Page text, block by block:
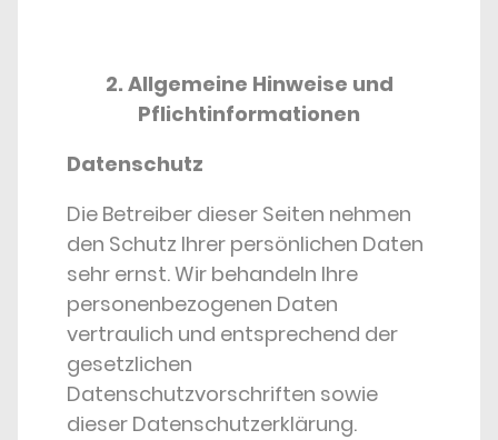
2. Allgemeine Hinweise und
Pflichtinformationen
Datenschutz
Die Betreiber dieser Seiten nehmen
den Schutz Ihrer persönlichen Daten
sehr ernst. Wir behandeln Ihre
personenbezogenen Daten
vertraulich und entsprechend der
gesetzlichen
Datenschutzvorschriften sowie
dieser Datenschutzerklärung.